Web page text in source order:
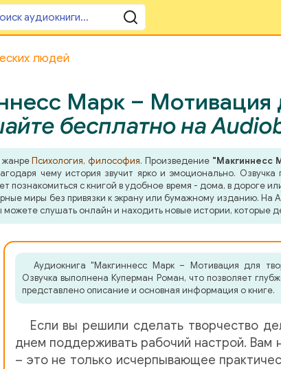
людей
Марк – Мотивация
бесплатно на
жанреПсихология, философия. Произведение "Макгиннесс
чему история звучит ярко и эмоционально. Озвучка
с книгой в удобное время - дома, в дороге
миры без привязки к экрану или бумажному изданию.
слушать онлайн и находить новые истории, которые
Аудиокнига "Макгиннесс Марк – Мотивация для
Озвучка выполнена Куперман Роман, что позволяет
представлено описание и основная информация о книге.
Если вы решили сделать творчество
днем поддерживать рабочий настрой. Вам
– это не только исчерпывающее